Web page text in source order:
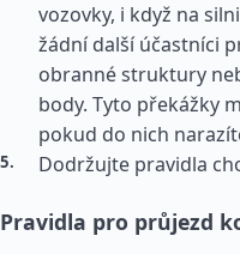
vozovky, i když na
žádní další účastníci
obranné struktury
body. Tyto překážky
pokud do nich
Dodržujte pravidla
Pravidla pro průjezd